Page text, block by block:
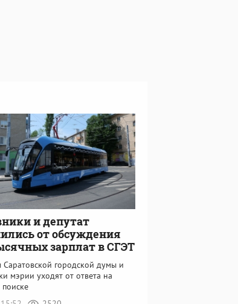
и депутат
от обсуждения
зарплат в СГЭТ
Саратовской городской думы и
мэрии уходят от ответа на